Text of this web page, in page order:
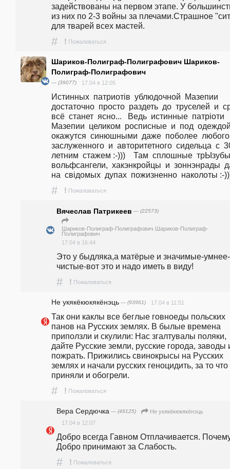
задействованы на первом этапе. У
из них по 2-3 войны за плечами.Страшное
для тварей всех мастей.
# ! Пожаловаться
Шариков-Полиграф-Полиграфович Шариков-
Полиграф-Полиграфович
— (39077) 17.04 в 12:05
Истинных  патриотів  ублюдочной  Мазепии
достаточно  просто  раздеть  до  труселей  и
всё  станет  ясно...   Ведь  истинные  патріоти
Мазепии  целиком  росписные  и  под
окажутся  синюшными  даже  поболее  любого
заслуженного  и  авторитетного  сидельца  с
летним  стажем :-)))    Там  сплошные
вольфсангели,  хакэнкройцы  и  зоннэнрады
на  свідомых  дупах  пожизненно  наколоты :-
# ! Пожаловаться
Вячеслав Патрикеев — (22573)
Шариков-Полиграф-Полиграфович Шариков-Полиграф-
Полиграфович
17.04 в 16:44
Это у быдляка,а матёрые и значимые-
чистые-вот это и надо иметь в виду!
# ! Пожаловаться
Не укякёкюкякёнэць — (93961) 17.04 в 11:51
Так они каклы все беглые говноеды польских
панов на Русских землях. В былые времена
приползли и скулили: Нас згалтувалы поляки,
дайте Русские земли, русские города, заводы
пожрать. Прижились свинокрысы на Русских
землях и начали русских геноцидить, за то что
приняли и обогрели.
# ! Пожаловаться
Вера Сердючка — (49125)
Не укякёкюкякёнэць
17.04 в 12:07
Добро всегда Гавном Отплачивается.
Добро принимают за Слабость.
# ! Пожаловаться